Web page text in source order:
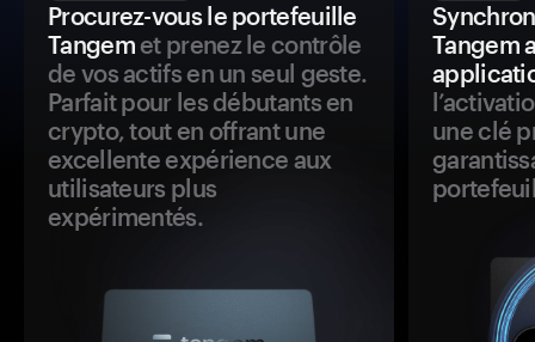
Procurez-vous le portefeuille
Tangemet prenez le contrôle
de vos actifs en un seul geste.
Parfait pour les débutants en
crypto, tout en offrant une
excellente expérience aux
utilisateurs plus
expérimentés.
Tangem
une clé